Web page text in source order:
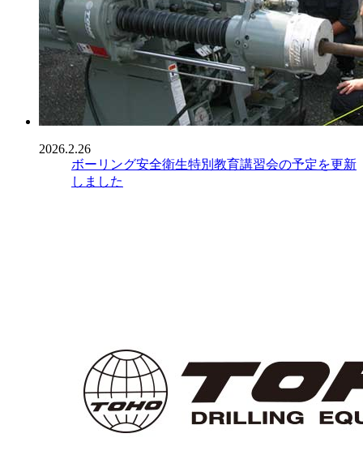
2026.2.26
ボーリング安全衛生特別教育講習会の予定を更新
しました